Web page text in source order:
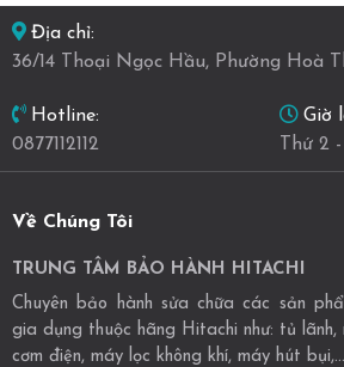
Địa chỉ:
36/14 Thoại Ngọc Hầu, Phường Hoà
Hotline:
0877112112
Giờ
Thứ 2
Về Chúng Tôi
TRUNG TÂM BẢO HÀNH HITACHI
Chuyên bảo hành sửa chữa các sản
gia dụng thuộc hãng Hitachi như: tủ lãnh,
cơm điện, máy lọc không khí, máy hút bụi,...